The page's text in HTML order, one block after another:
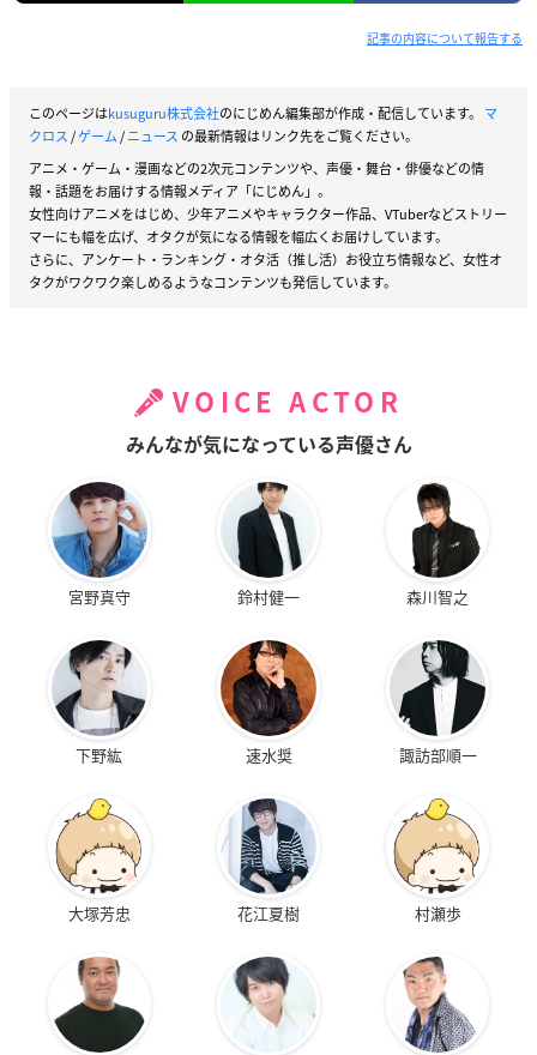
記事の内容について報告する
このページはkusuguru株式会社のにじめん編集部が作成・配信しています。 マ
クロス/ゲーム/ニュース の最新情報はリンク先をご覧ください。
アニメ・ゲーム・漫画などの2次元コンテンツや、声優・舞台・俳優などの情
報・話題をお届けする情報メディア「にじめん」。
女性向けアニメをはじめ、少年アニメやキャラクター作品、VTuberなどストリー
マーにも幅を広げ、オタクが気になる情報を幅広くお届けしています。
さらに、アンケート・ランキング・オタ活（推し活）お役立ち情報など、女性オ
タクがワクワク楽しめるようなコンテンツも発信しています。
VOICE ACTOR
みんなが気になっている声優さん
宮野真守 鈴村健一 森川智之
下野紘 速水奨 諏訪部順一
大塚芳忠 花江夏樹 村瀬歩